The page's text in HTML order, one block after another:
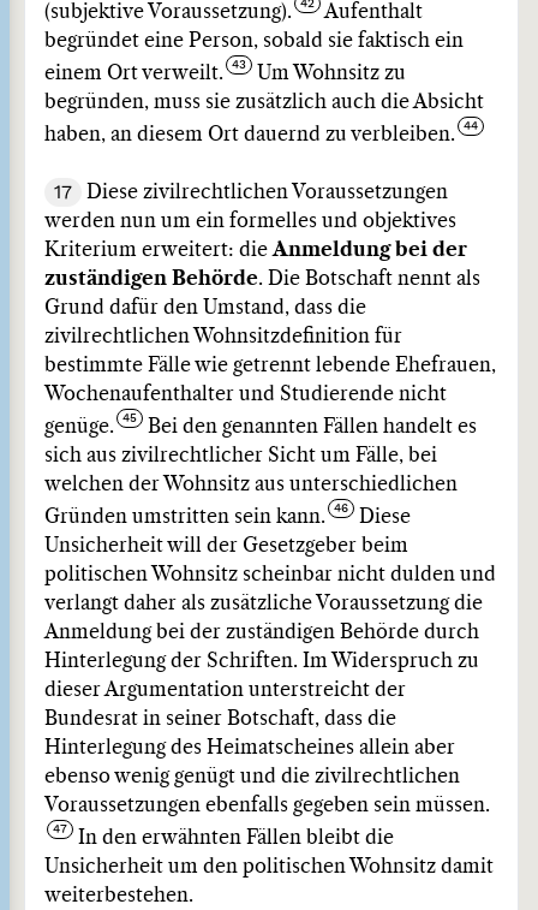
(subjektive Voraussetzung).
Aufenthalt
begründet eine Person, sobald sie faktisch ein
einem Ort verweilt.
Um Wohnsitz zu
begründen, muss sie zusätzlich auch die Absicht
haben, an diesem Ort dauernd zu verbleiben.
17
Diese zivilrechtlichen Voraussetzungen
werden nun um ein formelles und objektives
Kriterium erweitert: die Anmeldung bei der
zuständigen Behörde. Die Botschaft nennt als
Grund dafür den Umstand, dass die
zivilrechtlichen Wohnsitzdefinition für
bestimmte Fälle wie getrennt lebende Ehefrauen,
Wochenaufenthalter und Studierende nicht
genüge.
Bei den genannten Fällen handelt es
sich aus zivilrechtlicher Sicht um Fälle, bei
welchen der Wohnsitz aus unterschiedlichen
Gründen umstritten sein kann.
Diese
Unsicherheit will der Gesetzgeber beim
politischen Wohnsitz scheinbar nicht dulden und
verlangt daher als zusätzliche Voraussetzung die
Anmeldung bei der zuständigen Behörde durch
Hinterlegung der Schriften. Im Widerspruch zu
dieser Argumentation unterstreicht der
Bundesrat in seiner Botschaft, dass die
Hinterlegung des Heimatscheines allein aber
ebenso wenig genügt und die zivilrechtlichen
Voraussetzungen ebenfalls gegeben sein müssen.
In den erwähnten Fällen bleibt die
Unsicherheit um den politischen Wohnsitz damit
weiterbestehen.